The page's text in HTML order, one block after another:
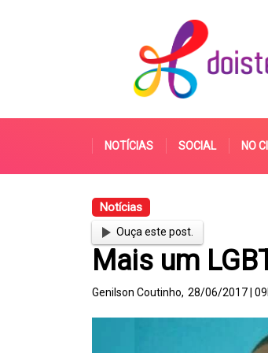
NOTÍCIAS SOCIAL NO
Notícias
Ouça este post.
Mais um
Genilson Coutinho, 28/06/2017 |